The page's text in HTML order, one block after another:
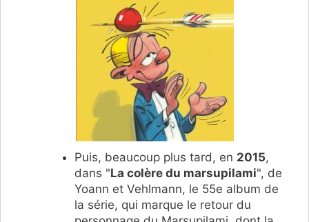
Puis, beaucoup plus tard, en 2015,
dans "La colère du marsupilami", de
Yoann et Vehlmann, le 55e album de
la série, qui marque le retour du